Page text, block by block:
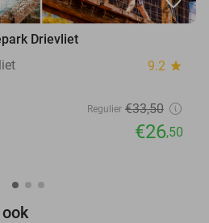
Drievliet
9.2 star
Regulier €33,50
€26,50